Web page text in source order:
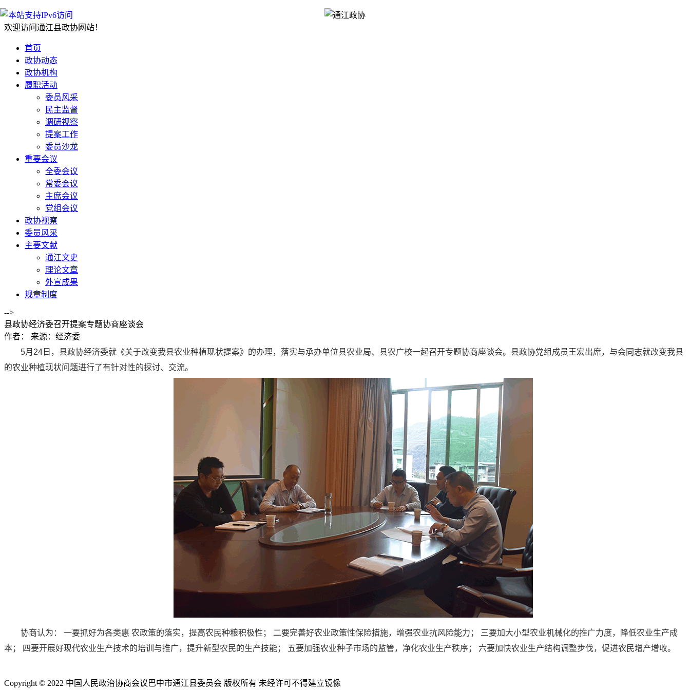
欢迎访问通江县政协网站！
首页
政协动态
政协机构
履职活动
委员风采
民主监督
调研视察
提案工作
委员沙龙
重要会议
全委会议
常委会议
主席会议
党组会议
政协视察
委员风采
主要文献
通江文史
理论文章
外宣成果
规章制度
-->
县政协经济委召开提案专题协商座谈会
作者：
来源：经济委
5月24日，县政协经济委就《关于改变我县农业种植现状提案》的办理，落实与承办单位县农业局、县农广校一起召开专题协商座谈会。县政协党组成员王宏出席，与会同志就改变我县
的农业种植现状问题进行了有针对性的探讨、交流。
协商认为： 一要抓好为各类惠 农政策的落实，提高农民种粮积极性； 二要完善好农业政策性保险措施，增强农业抗风险能力； 三要加大小型农业机械化的推广力度，降低农业生产成
本； 四要开展好现代农业生产技术的培训与推广，提升新型农民的生产技能； 五要加强农业种子市场的监管，净化农业生产秩序； 六要加快农业生产结构调整步伐，促进农民增产增收。
Copyright © 2022 中国人民政治协商会议巴中市通江县委员会 版权所有 未经许可不得建立镜像